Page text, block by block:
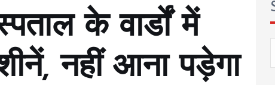
के वार्डों में
नहीं आना पड़ेगा